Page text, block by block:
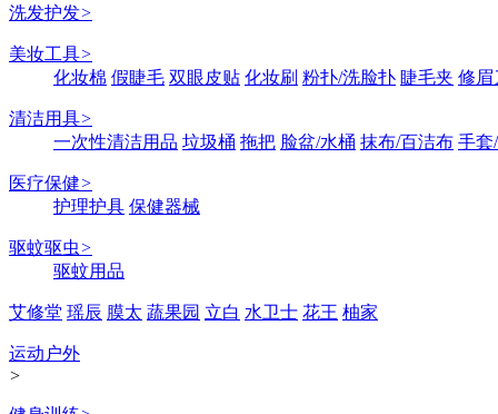
洗发护发>
美妆工具>
化妆棉 假睫毛 双眼皮贴 化妆刷 粉扑/洗脸扑 睫毛夹 修眉
清洁用具>
一次性清洁用品 垃圾桶 拖把 脸盆/水桶 抹布/百洁布 手套
医疗保健>
护理护具 保健器械
驱蚊驱虫>
驱蚊用品
艾修堂 瑶辰 膜太 蔬果园 立白 水卫士 花王 柚家
运动户外
>